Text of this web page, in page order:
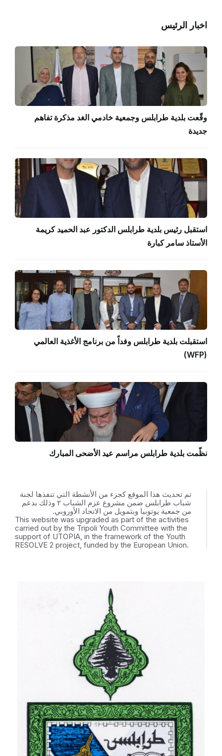
اخبار الرئيس
وقّعت بلدية طرابلس وجمعية خادمي الغد مذكرة تفاهم
جديدة
استقبل رئيس بلدية طرابلس الدكتور عبد الحميد كريمة
الأستاذ سامر كبارة
استقبلت بلدية طرابلس وفداً من برنامج الأغذية العالمي
(WFP)
نظّمت بلدية طرابلس مراسم عيد الأضحى المبارك
تم تحديث هذا الموقع كجزء من الأنشطة التي تنفذها لجنة
شباب طرابلس ضمن مشروع عزم الشباب ٢ وذلك بدعم
من جمعية يوتوبيا وبتمويل من الاتحاد الأوروبي.
This website was upgraded as part of the activities
carried out by the Tripoli Youth Committee with the
support of UTOPIA, in the framework of the Youth
RESOLVE 2 project, funded by the European Union.